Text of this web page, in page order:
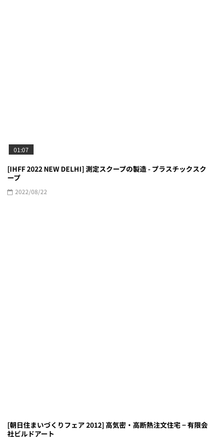
01:07
[IHFF 2022 NEW DELHI] 測定スクープの製造 - プラスチックスク
ープ
2022/08/22
[朝日住まいづくりフェア 2012] 高気密・高断熱注文住宅 − 有限会
社ビルドアート